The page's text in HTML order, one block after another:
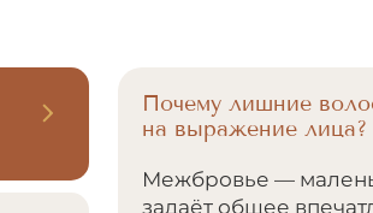
Почему лишние
на выражение лица?
Межбровье —
задаёт общее